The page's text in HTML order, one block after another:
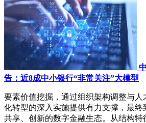
告：近8成中小银行“非常关注”大模型
要素价值挖掘，通过组织架构调整与人
化转型的深入实施提供有力支撑，最终
共享、创新的数字金融生态。从结构特